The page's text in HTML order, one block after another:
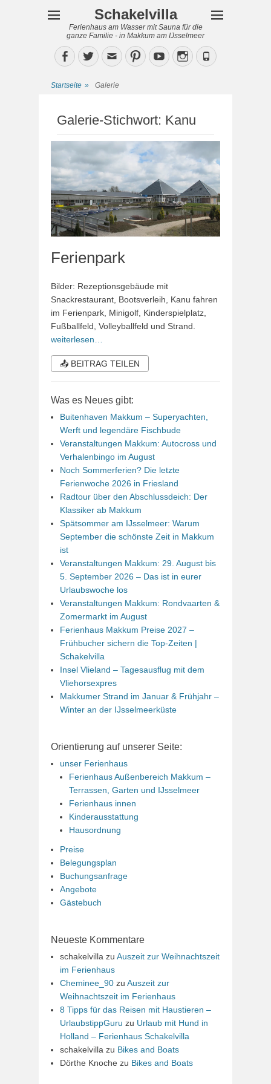
Schakelvilla
Ferienhaus am Wasser mit Sauna für die
ganze Familie - in Makkum am IJsselmeer
Facebook
TwitterEmailPinterestYouTubeInstagram
Phone
Startseite » Galerie
Galerie-Stichwort: Kanu
Ferienpark
Bilder: Rezeptionsgebäude mit
Snackrestaurant, Bootsverleih, Kanu fahren
im Ferienpark, Minigolf, Kinderspielplatz,
Fußballfeld, Volleyballfeld und Strand.
weiterlesen…
📤 BEITRAG TEILEN
Was es Neues gibt:
Buitenhaven Makkum – Superyachten,
Werft und legendäre Fischbude
Veranstaltungen Makkum: Autocross und
Verhalenbingo im August
Noch Sommerferien? Die letzte
Ferienwoche 2026 in Friesland
Radtour über den Abschlussdeich: Der
Klassiker ab Makkum
Spätsommer am IJsselmeer: Warum
September die schönste Zeit in Makkum
ist
Veranstaltungen Makkum: 29. August bis
5. September 2026 – Das ist in eurer
Urlaubswoche los
Veranstaltungen Makkum: Rondvaarten &
Zomermarkt im August
Ferienhaus Makkum Preise 2027 –
Frühbucher sichern die Top-Zeiten |
Schakelvilla
Insel Vlieland – Tagesausflug mit dem
Vliehorsexpres
Makkumer Strand im Januar & Frühjahr –
Winter an der IJsselmeerküste
Orientierung auf unserer Seite:
unser Ferienhaus
Ferienhaus Außenbereich Makkum –
Terrassen, Garten und IJsselmeer
Ferienhaus innen
Kinderausstattung
Hausordnung
Preise
Belegungsplan
Buchungsanfrage
Angebote
Gästebuch
Neueste Kommentare
schakelvilla zu Auszeit zur Weihnachtszeit
im Ferienhaus
Cheminee_90 zu Auszeit zur
Weihnachtszeit im Ferienhaus
8 Tipps für das Reisen mit Haustieren –
UrlaubstippGuru zu Urlaub mit Hund in
Holland – Ferienhaus Schakelvilla
schakelvilla zu Bikes and Boats
Dörthe Knoche zu Bikes and Boats